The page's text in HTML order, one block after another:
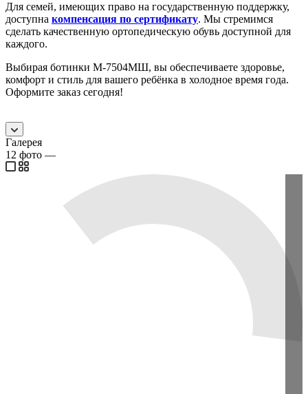
Для семей, имеющих право на государственную поддержку,
доступна компенсация по сертификату. Мы стремимся
сделать качественную ортопедическую обувь доступной для
каждого.
Выбирая ботинки М-7504МШ, вы обеспечиваете здоровье,
комфорт и стиль для вашего ребёнка в холодное время года.
Оформите заказ сегодня!
Галерея
12 фото —